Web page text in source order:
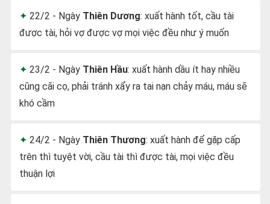
22/2 - Ngày Thiên Dương: xuất hành tốt, cầu tài
được tài, hỏi vợ được vợ mọi việc đều như ý muốn
23/2 - Ngày Thiên Hầu: xuất hành dầu ít hay nhiều
cũng cãi cọ, phải tránh xẩy ra tai nạn chảy máu, máu sẽ
khó cầm
24/2 - Ngày Thiên Thương: xuất hành để gặp cấp
trên thì tuyệt vời, cầu tài thì được tài, mọi việc đều
thuận lợi